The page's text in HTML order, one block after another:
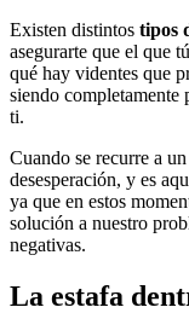
Existen distintos tipos
asegurarte que el que
qué hay videntes que
siendo completamente
ti.
Cuando se recurre a
desesperación, y es
ya que en estos
solución a nuestro
negativas.
La estafa